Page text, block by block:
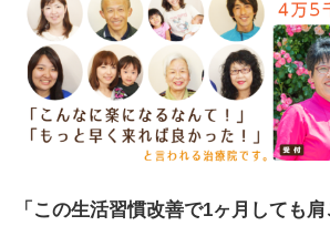
「この生活習慣改善で1ヶ月しても